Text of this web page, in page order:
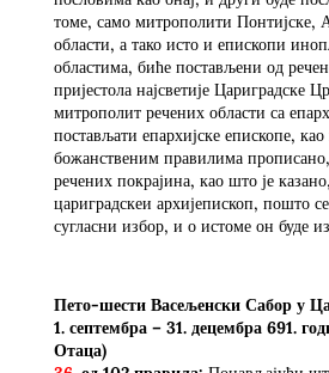
томе, само митрополити Понтијске,
области, а тако исто и епископи
областима, биће постављени од
пријестола најсветије Цариградске
митрополит речених области са
постављати епархијске епископе,
божанственим правилима
речених покрајина, као што је
цариградскеи архијепископ, пошто
сугласни избор, и о истоме он буде
Пето-шести Васељенски Сабор у
1. септембра – 31. децембра 691.
Отаца)